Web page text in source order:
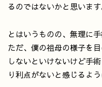
るのではないかと思います
とはいうものの、無理に
ただ、僕の祖母の様子を
しないといけないけど手
り利点がないと感じるよう